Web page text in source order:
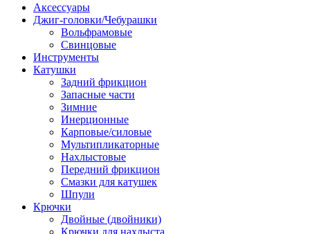
Аксессуары
Джиг-головки/Чебурашки
Вольфрамовые
Свинцовые
Инструменты
Катушки
Задний фрикцион
Запасные части
Зимние
Инерционные
Карповые/силовые
Мультипликаторные
Нахлыстовые
Передний фрикцион
Смазки для катушек
Шпули
Крючки
Двойные (двойники)
Крючки для нахлыста